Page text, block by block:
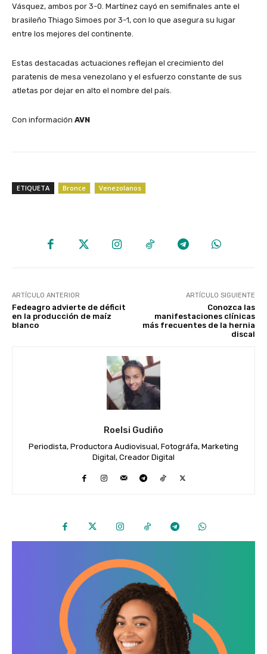
Vásquez, ambos por 3-0. Martínez cayó en semifinales ante el
brasileño Thiago Simoes por 3-1, con lo que asegura su lugar
entre los mejores del continente.
Estas destacadas actuaciones reflejan el crecimiento del
paratenis de mesa venezolano y el esfuerzo constante de sus
atletas por dejar en alto el nombre del país.
Con información AVN
ETIQUETA Bronce Venezolanos
ARTÍCULO ANTERIOR
Fedeagro advierte de déficit
en la producción de maíz
blanco
ARTÍCULO SIGUIENTE
Conozca las
manifestaciones clínicas
más frecuentes de la hernia
discal
Roelsi Gudiño
Periodista, Productora Audiovisual, Fotográfa, Marketing
Digital, Creador Digital